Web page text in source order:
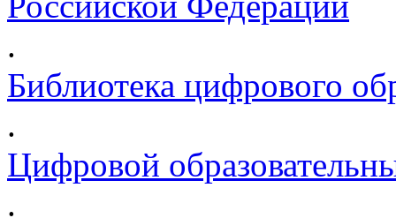
.
Библиотека цифрового
.
Цифровой
.